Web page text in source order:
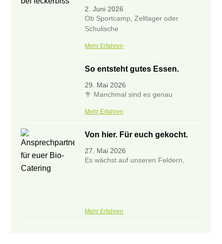
2. Juni 2026
Ob Sportcamp, Zeltlager oder
Schulische
Mehr Erfahren
So entsteht gutes Essen.
29. Mai 2026
🥦 Manchmal sind es genau
Mehr Erfahren
Von hier. Für euch gekocht.
27. Mai 2026
Es wächst auf unseren Feldern,
Mehr Erfahren